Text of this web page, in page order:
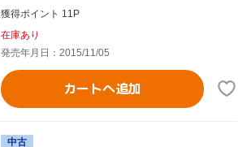
獲得ポイント 11P
在庫あり
発売年月日：2015/11/05
カートへ追加
中古